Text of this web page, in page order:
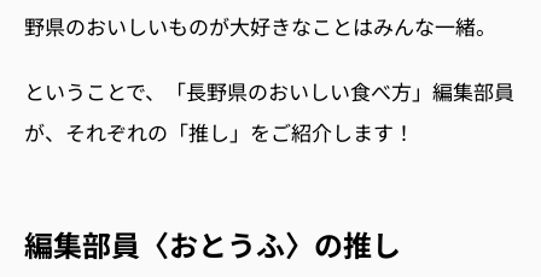
野県のおいしいものが大好きなことはみんな一緒。
ということで、「長野県のおいしい食べ方」編集部員
が、それぞれの「推し」をご紹介します！
編集部員〈おとうふ〉の推し